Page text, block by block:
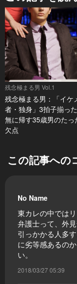
残念極まる男 Vol.1
残念極まる男：「イケ
者・独身」3拍子揃っ
無に帰す35歳男のたっ
欠点
この記事への
No Name
東カレの中ではリ
弁護士って、外
引っかかる人多
に劣等感あるの
い。
2018/03/27 05:39